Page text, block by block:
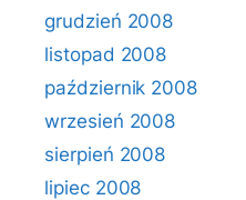
grudzień 2008
listopad 2008
październik 2008
wrzesień 2008
sierpień 2008
lipiec 2008